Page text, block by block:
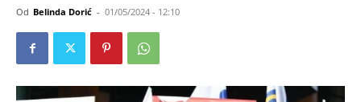
Od Belinda Dorić - 01/05/2024 - 12:10